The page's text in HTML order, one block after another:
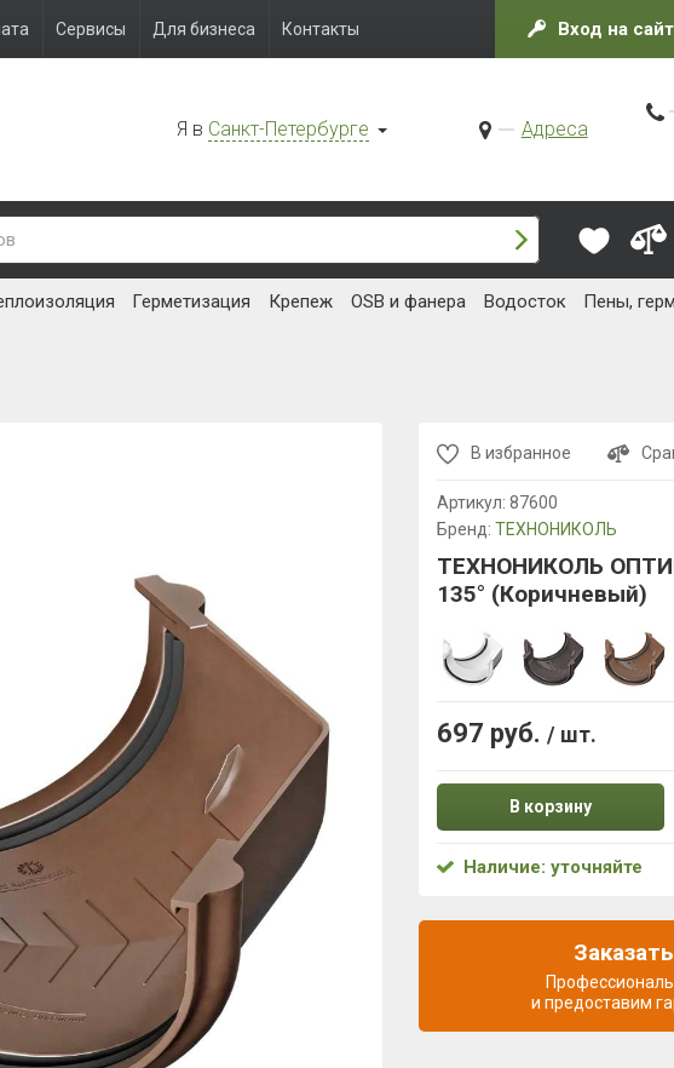
Сервисы Для бизнеса Контакты Вход на сайт
Я в Санкт-Петербурге Адреса
Герметизация Крепеж OSB и фанера Водосток Пены,
В избранное
Артикул: 87600
Бренд: ТЕХНОНИКОЛЬ
ТЕХНОНИКОЛЬ
135° (Коричневый)
697 руб. / шт.
В корзину
Наличие: уточняйте
и предоставим